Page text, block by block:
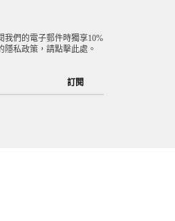
我們的電子郵件時獨享10%
隱私政策，請點擊此處。
訂閱